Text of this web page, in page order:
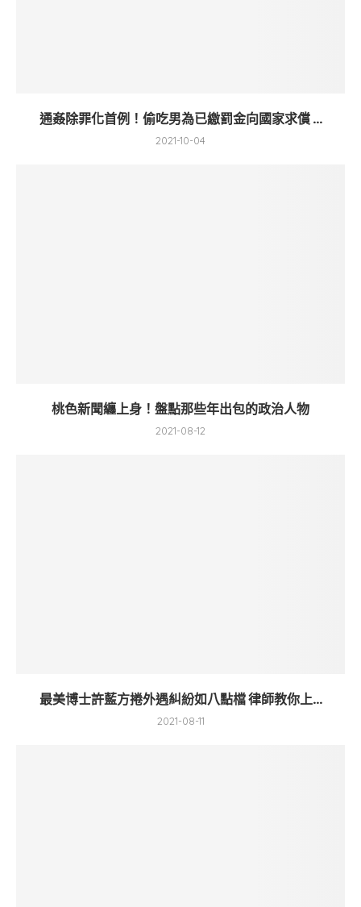
通姦除罪化首例！偷吃男為已繳罰金向國家求償 ...
2021-10-04
桃色新聞纏上身！盤點那些年出包的政治人物
2021-08-12
最美博士許藍方捲外遇糾紛如八點檔 律師教你上...
2021-08-11